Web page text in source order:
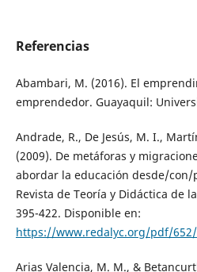
Referencias
Abambari, M. (2016). El
emprendedor. Guayaquil:
Andrade, R., De Jesús, M. I.,
(2009). De metáforas y
abordar la educación desde/
Revista de Teoría y Didáctica de
395-422. Disponible en:
https://www.redalyc.org/pdf/652/
Arias Valencia, M. M., &